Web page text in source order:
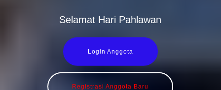
Selamat Hari Pahlawan
Login Anggota
Registrasi Anggota Baru